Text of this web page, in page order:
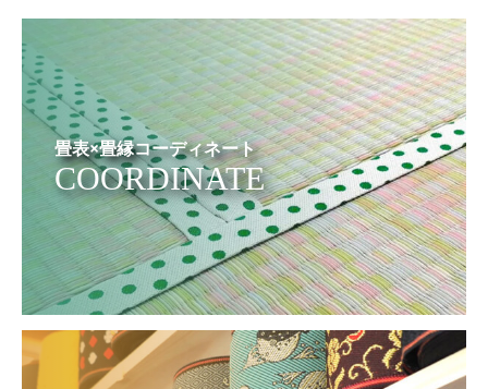
畳表×畳縁コーディネート
COORDINATE